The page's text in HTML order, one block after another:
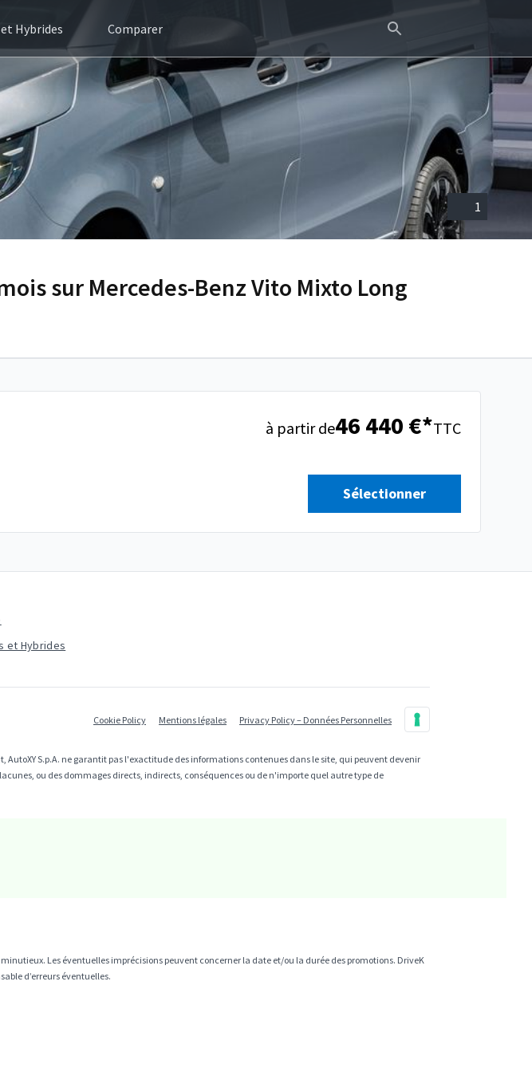
Hybrides Comparer
1
sur Mercedes-Benz Vito Mixto Long
à partir de46 440 €*TTC
Sélectionner
et Hybrides
Cookie Policy Mentions légales Privacy Policy – Données Personnelles
S.p.A. ne garantit pas l'exactitude des informations contenues dans le site, qui peuvent devenir
ou des dommages directs, indirects, conséquences ou de n'importe quel autre type de
Les éventuelles imprécisions peuvent concerner la date et/ou la durée des promotions. DriveK
d’erreurs éventuelles.